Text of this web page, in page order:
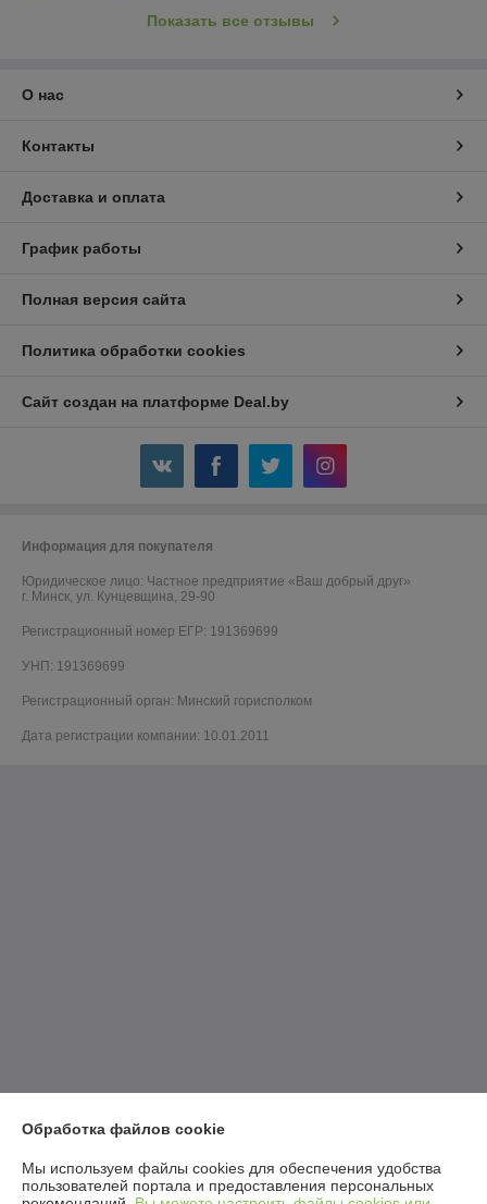
Показать все отзывы
О нас
Контакты
Доставка и оплата
График работы
Полная версия сайта
Политика обработки cookies
Сайт создан на платформе Deal.by
Информация для покупателя
Юридическое лицо: Частное предприятие «Ваш добрый друг»
г. Минск, ул. Кунцевщина, 29-90
Регистрационный номер ЕГР: 191369699
УНП: 191369699
Регистрационный орган: Минский горисполком
Дата регистрации компании: 10.01.2011
Обработка файлов cookie
Мы используем файлы cookies для обеспечения удобства
пользователей портала и предоставления персональных